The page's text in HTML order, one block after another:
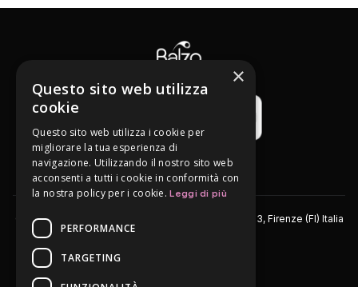
Homepage
Copyright © 2024 Balzo S.r.l. - via Solferino 10, 50123, Firenze (FI) Italia
- P.IVA 06350300486
×
Questo sito web utilizza
cookie
Questo sito web utilizza i cookie per
migliorare la tua esperienza di
navigazione. Utilizzando il nostro sito web
acconsenti a tutti i cookie in conformità con
la nostra policy per i cookie.Leggi di più
PERFORMANCE
TARGETING